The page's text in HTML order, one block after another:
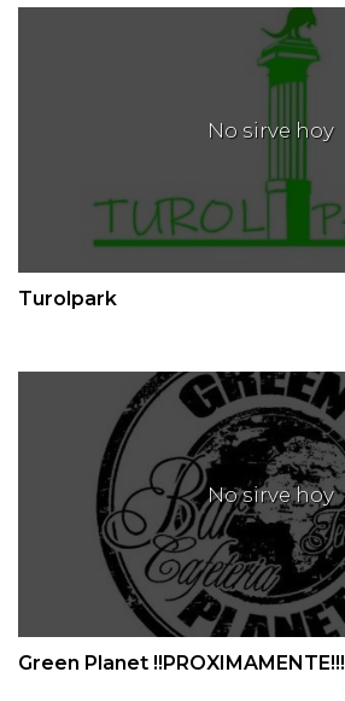
No sirve hoy
Turolpark
No sirve hoy
Green Planet !!PROXIMAMENTE!!!